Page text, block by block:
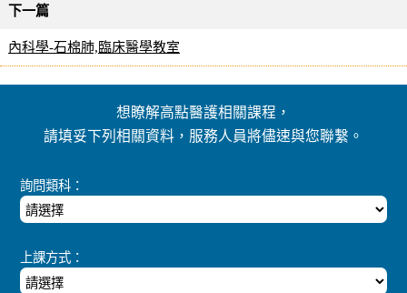
下一篇
內科學-石棉肺,臨床醫學教室
想瞭解高點醫護相關課程，
請填妥下列相關資料，服務人員將儘速與您聯繫。
詢問類科：
上課方式：